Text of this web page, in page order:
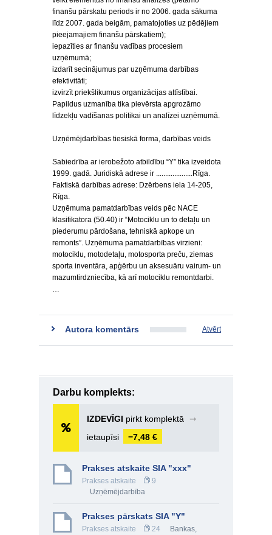
finanšu pārskatu periods ir no 2006. gada sākuma
līdz 2007. gada beigām, pamatojoties uz pēdējiem
pieejamajiem finanšu pārskatiem);
iepazīties ar finanšu vadības procesiem
uzņēmumā;
izdarīt secinājumus par uzņēmuma darbības
efektivitāti;
izvirzīt priekšlikumus organizācijas attīstībai.
Papildus uzmanība tika pievērsta apgrozāmo
līdzekļu vadīšanas politikai un analīzei uzņēmumā.
Uzņēmējdarbības tiesiskā forma, darbības veids
Sabiedrība ar ierobežoto atbildību “Y” tika izveidota
1999. gadā. Juridiskā adrese ir ....................Rīga.
Faktiskā darbības adrese: Dzērbens iela 14-205,
Rīga.
Uzņēmuma pamatdarbības veids pēc NACE
klasifikatora (50.40) ir “Motociklu un to detaļu un
piederumu pārdošana, tehniskā apkope un
remonts”. Uzņēmuma pamatdarbības virzieni:
motociklu, motodetaļu, motosporta preču, ziemas
sporta inventāra, apģērbu un aksesuāru vairum- un
mazumtirdzniecība, kā arī motociklu remontdarbi.
…
Autora komentārs Atvērt
Darbu komplekts:
IZDEVĪGI pirkt komplektā
➞
ietaupīsi
−7,48 €
Prakses atskaite SIA "xxx"
Prakses atskaite
9
Uzņēmējdarbība
Prakses pārskats SIA "Y"
Prakses atskaite 24
Bankas,